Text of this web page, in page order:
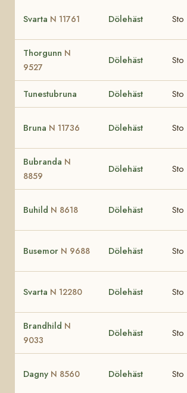
Svarta N 11761 Dölehäst Sto
Thorgunn N
9527
Dölehäst Sto
Tunestubruna Dölehäst Sto
Bruna N 11736 Dölehäst Sto
Bubranda N
8859
Dölehäst Sto
Buhild N 8618 Dölehäst Sto
Busemor N 9688 Dölehäst Sto
Svarta N 12280 Dölehäst Sto
Brandhild N
9033
Dölehäst Sto
Dagny N 8560 Dölehäst Sto